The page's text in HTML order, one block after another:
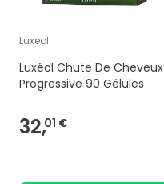
Luxeol
Luxéol Chute De Cheveux
Progressive 90 Gélules
32,01 €